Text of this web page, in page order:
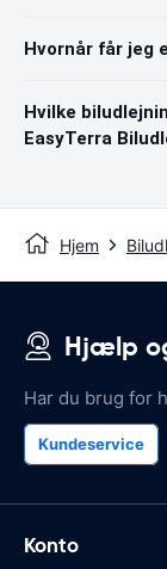
Hvornår får jeg
Hvilke
EasyTerra
Hjem
Hjælp
Har du brug for
Kundeservice
Konto